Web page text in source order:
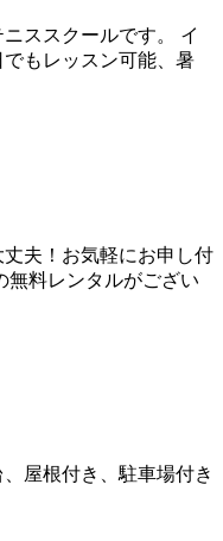
ススクールです。 イ
もレッスン可能、暑
夫！お気軽にお申し付
無料レンタルがござい
屋根付き、駐車場付き